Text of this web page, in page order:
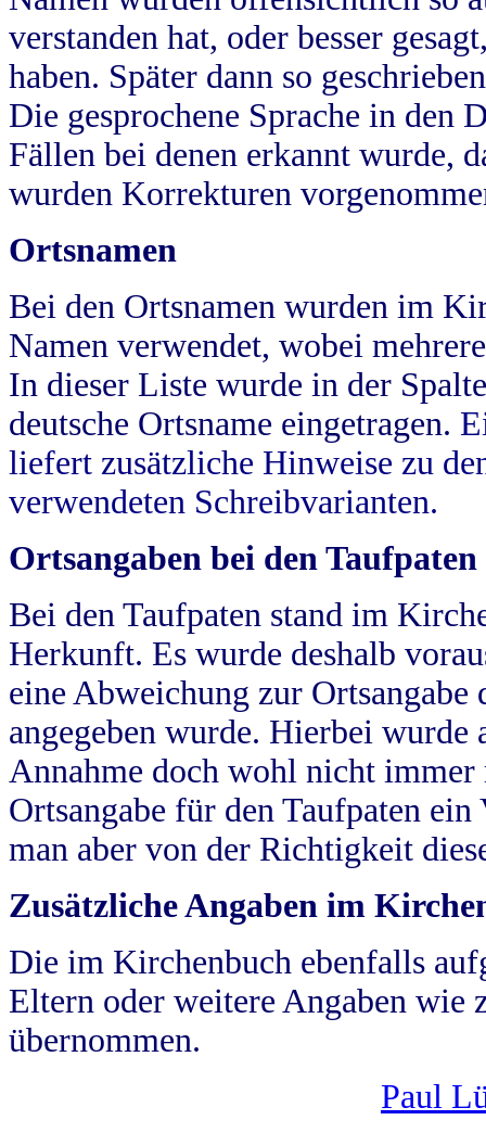
verstanden hat, oder besser
haben. Später dann so
Die gesprochene Sprache in
Fällen bei denen erkannt wurde,
wurden Korrekturen
Ortsnamen
Bei den Ortsnamen wurden im
Namen verwendet, wobei
In dieser Liste wurde in der
deutsche Ortsname eingetragen.
liefert zusätzliche Hinweise zu
verwendeten Schreibvarianten.
Ortsangaben bei den Taufpaten
Bei den Taufpaten stand im
Herkunft. Es wurde deshalb
eine Abweichung zur
angegeben wurde. Hierbei wurde
Annahme doch wohl nicht
Ortsangabe für den Taufpaten
man aber von der Richtigkeit
Zusätzliche Angaben im
Die im Kirchenbuch ebenfalls
Eltern oder weitere Angaben wie
übernommen.
Paul